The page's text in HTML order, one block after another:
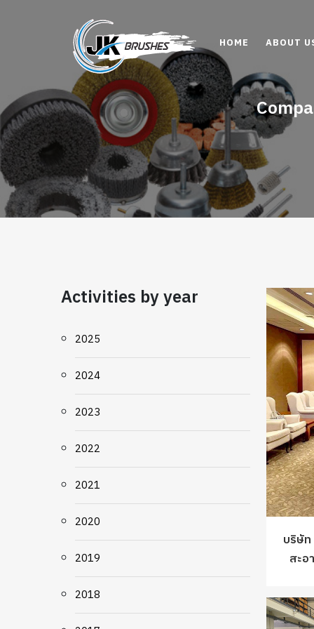
HOME ABOUT
Activities by year
2025
2024
2023
2022
2021
2020
2019
2018
บริษัท
สะอ